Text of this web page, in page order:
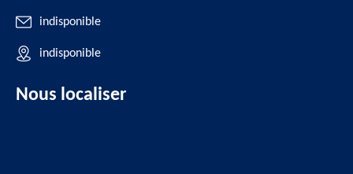
indisponible
indisponible
Nous localiser